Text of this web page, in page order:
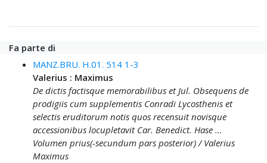
Fa parte di
MANZ.BRU. H.01. 514 1-3
Valerius : Maximus
De dictis factisque memorabilibus et Jul. Obsequens de
prodigiis cum supplementis Conradi Lycosthenis et
selectis eruditorum notis quos recensuit novisque
accessionibus locupletavit Car. Benedict. Hase ...
Volumen prius(-secundum pars posterior) / Valerius
Maximus